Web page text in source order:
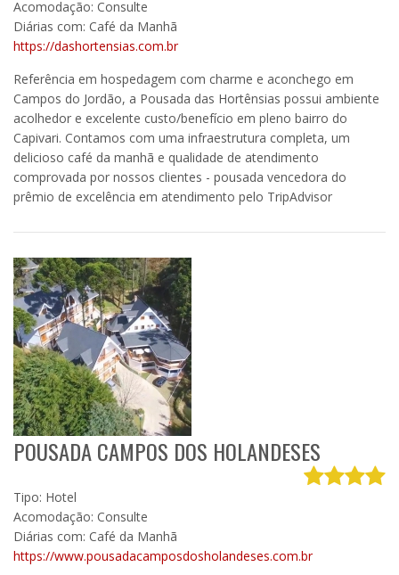
Acomodação: Consulte
Diárias com: Café da Manhã
https://dashortensias.com.br
Referência em hospedagem com charme e aconchego em
Campos do Jordão, a Pousada das Hortênsias possui ambiente
acolhedor e excelente custo/benefício em pleno bairro do
Capivari. Contamos com uma infraestrutura completa, um
delicioso café da manhã e qualidade de atendimento
comprovada por nossos clientes - pousada vencedora do
prêmio de excelência em atendimento pelo TripAdvisor
POUSADA CAMPOS DOS HOLANDESES
Tipo: Hotel
Acomodação: Consulte
Diárias com: Café da Manhã
https://www.pousadacamposdosholandeses.com.br